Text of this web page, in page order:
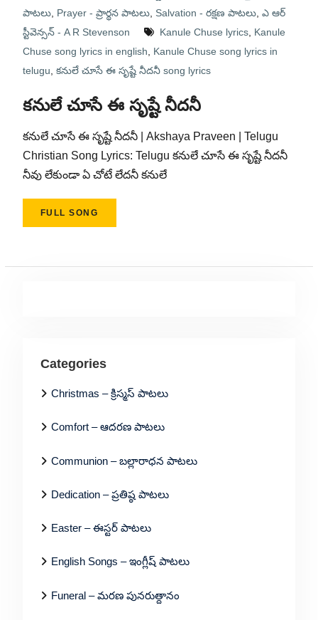
పాటలు, Prayer - ప్రార్థన పాటలు, Salvation - రక్షణ పాటలు, ఎ ఆర్
స్టీవెన్సన్ - A R Stevenson
Kanule Chuse lyrics, Kanule
Chuse song lyrics in english
Kanule Chuse song lyrics in
telugu కనులే చూసే ఈ సృష్టే నీదనీ song lyrics
కనులే చూసే ఈ సృష్టే నీదనీ
కనులే చూసే ఈ సృష్టే నీదనీ | Akshaya Praveen | Telugu
Christian Song Lyrics: Telugu కనులే చూసే ఈ సృష్టే నీదనీ
నీవు లేకుండా ఏ చోటే లేదనీ కనులే
FULL SONG
Categories
Christmas – క్రిస్మస్ పాటలు
Comfort – ఆదరణ పాటలు
Communion – బల్లారాధన పాటలు
Dedication – ప్రతిష్ఠ పాటలు
Easter – ఈస్టర్ పాటలు
English Songs – ఇంగ్లీష్ పాటలు
Funeral – మరణ పునరుత్దానం